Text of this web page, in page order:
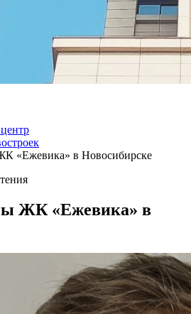
«Ежевика» в Новосибирске
ЖК «Ежевика» в